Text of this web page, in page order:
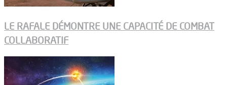
LE RAFALE DÉMONTRE UNE CAPACITÉ DE COMBAT
COLLABORATIF